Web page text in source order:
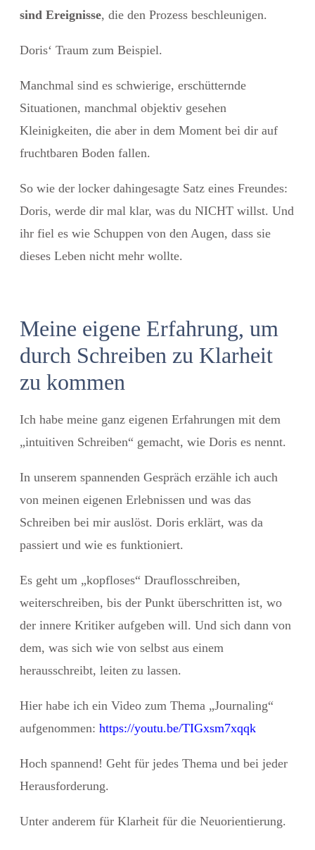
sind Ereignisse, die den Prozess beschleunigen.
Doris‘ Traum zum Beispiel.
Manchmal sind es schwierige, erschütternde
Situationen, manchmal objektiv gesehen
Kleinigkeiten, die aber in dem Moment bei dir auf
fruchtbaren Boden fallen.
So wie der locker dahingesagte Satz eines Freundes:
Doris, werde dir mal klar, was du NICHT willst. Und
ihr fiel es wie Schuppen von den Augen, dass sie
dieses Leben nicht mehr wollte.
Meine eigene Erfahrung, um
durch Schreiben zu Klarheit
zu kommen
Ich habe meine ganz eigenen Erfahrungen mit dem
„intuitiven Schreiben“ gemacht, wie Doris es nennt.
In unserem spannenden Gespräch erzähle ich auch
von meinen eigenen Erlebnissen und was das
Schreiben bei mir auslöst. Doris erklärt, was da
passiert und wie es funktioniert.
Es geht um „kopfloses“ Drauflosschreiben,
weiterschreiben, bis der Punkt überschritten ist, wo
der innere Kritiker aufgeben will. Und sich dann von
dem, was sich wie von selbst aus einem
herausschreibt, leiten zu lassen.
Hier habe ich ein Video zum Thema „Journaling“
aufgenommen: https://youtu.be/TIGxsm7xqqk
Hoch spannend! Geht für jedes Thema und bei jeder
Herausforderung.
Unter anderem für Klarheit für die Neuorientierung.